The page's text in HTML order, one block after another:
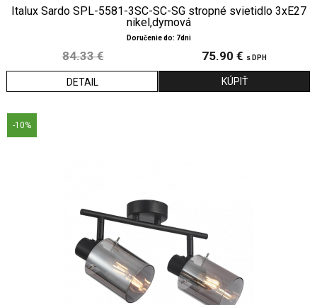
Italux Sardo SPL-5581-3SC-SC-SG stropné svietidlo 3xE27
nikel,dymová
Doručenie do: 7dni
84.33 € 75.90 € s DPH
DETAIL
-10%